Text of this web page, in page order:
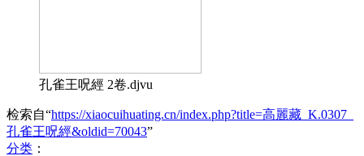
孔雀王呪經 2卷.djvu
检索自“https://xiaocuihuating.cn/index.php?title=高麗藏_K.0307_
孔雀王呪經&oldid=70043”
分类 ：​